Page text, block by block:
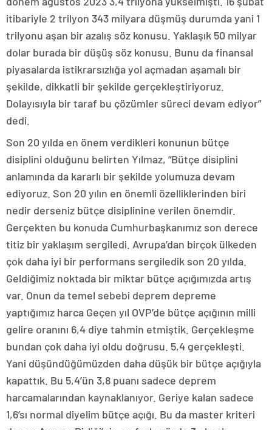
itibariyle 2 trilyon 343 milyara düşmüş durumda yani 1
trilyonu aşan bir azalış söz konusu. Yaklaşık 50 milyar
dolar burada bir düşüş söz konusu. Bunu da finansal
piyasalarda istikrarsızlığa yol açmadan aşamalı bir
şekilde, dikkatli bir şekilde gerçekleştiriyoruz.
Dolayısıyla bir taraf bu çözümler süreci devam ediyor”
dedi.
Son 20 yılda en önem verdikleri konunun bütçe
disiplini olduğunu belirten Yılmaz, “Bütçe disiplini
anlamında da kararlı bir şekilde yolumuza devam
ediyoruz. Son 20 yılın en önemli özelliklerinden biri
nedir derseniz bütçe disiplinine verilen önemdir.
Gerçekten bu konuda Cumhurbaşkanımız son derece
titiz bir yaklaşım sergiledi. Avrupa’dan birçok ülkeden
çok daha iyi bir performans sergiledik son 20 yılda.
Geldiğimiz noktada bir miktar bütçe açığımızda artış
var. Onun da temel sebebi deprem depreme
yaptığımız harca Geçen yıl OVP’de bütçe açığının milli
gelire oranını 6,4 diye tahmin etmiştik. Gerçekleşme
bundan çok daha iyi oldu doğrusu. 5,4 gerçekleşti.
Yani düşündüğümüzden daha düşük bir bütçe açığıyla
kapattık. Bu 5,4’ün 3,8 puanı sadece deprem
harcamalarından kaynaklanıyor. Geriye kalan sadece
1,6’sı normal diyelim bütçe açığı. Bu da master kriteri